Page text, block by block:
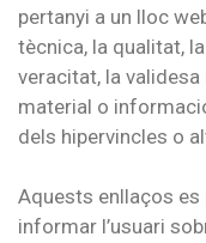
pertanyi a un lloc
tècnica, la qualitat,
veracitat, la
material o
dels hipervincles o
Aquests enllaços
informar l’usuari